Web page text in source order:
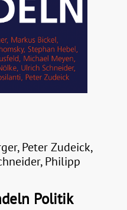
Peter Zudeick,
Philipp
Politik